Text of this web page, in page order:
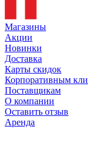
Магазины
Акции
Новинки
Доставка
Карты скидок
Корпоративным
Поставщикам
О компании
Оставить отзыв
Аренда